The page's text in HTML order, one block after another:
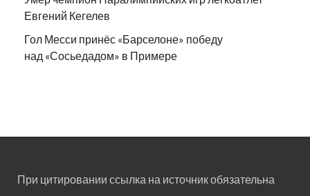
Евгений Кегелев
Гол Месси принёс «Барселоне» победу
над «Сосьедадом» в Примере
При цитировании ссылка на источник обязательна